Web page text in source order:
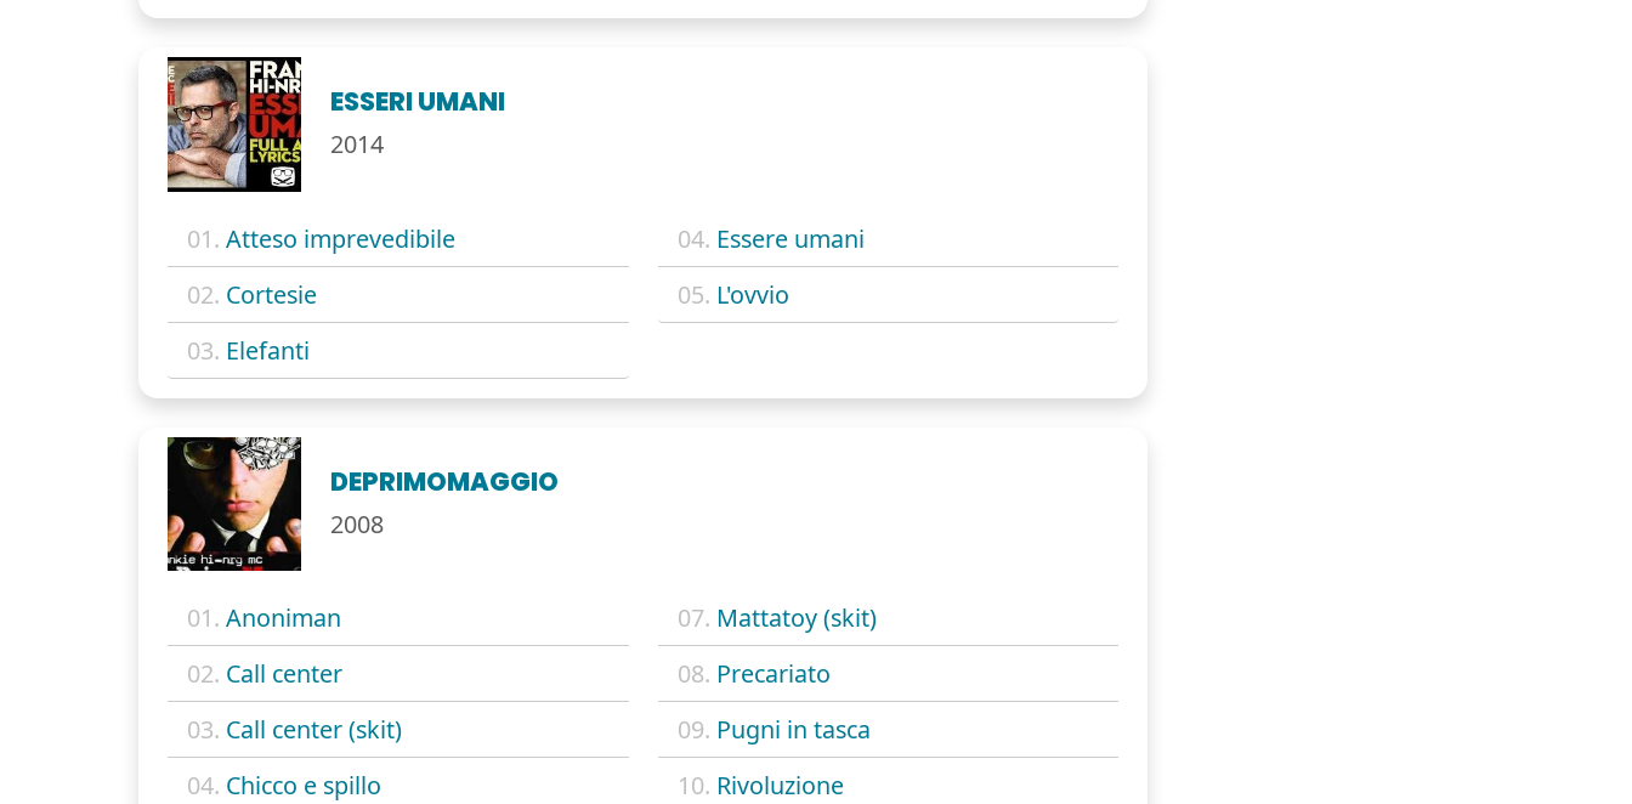
ESSERI UMANI
2014
01. Atteso imprevedibile
02. Cortesie
03. Elefanti
04. Essere umani
05. L'ovvio
DEPRIMOMAGGIO
2008
01. Anoniman
02. Call center
03. Call center (skit)
04. Chicco e spillo
07. Mattatoy (skit)
08. Precariato
09. Pugni in tasca
10. Rivoluzione